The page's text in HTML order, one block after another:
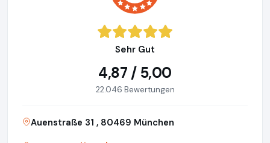
Sehr Gut
4,87 / 5,00
22.046 Bewertungen
Auenstraße 31 , 80469 München